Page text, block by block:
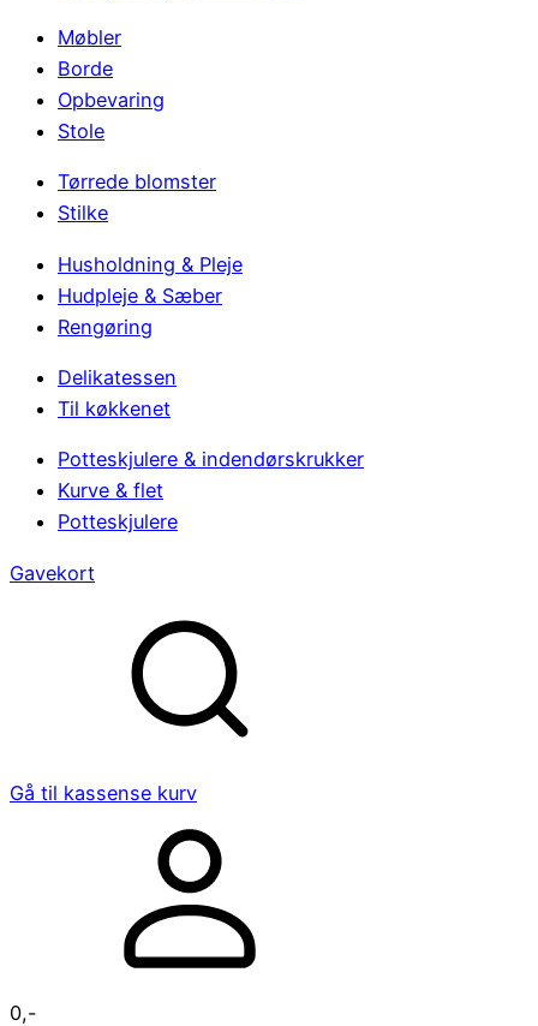
Møbler
Borde
Opbevaring
Stole
Tørrede blomster
Stilke
Husholdning & Pleje
Hudpleje & Sæber
Rengøring
Delikatessen
Til køkkenet
Potteskjulere & indendørskrukker
Kurve & flet
Potteskjulere
Gavekort
Gå til kassense kurv
0,-